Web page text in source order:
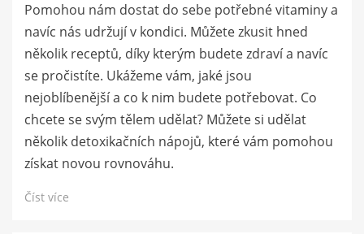
Pomohou nám dostat do sebe potřebné vitaminy a
navíc nás udržují v kondici. Můžete zkusit hned
několik receptů, díky kterým budete zdraví a navíc
se pročistíte. Ukážeme vám, jaké jsou
nejoblíbenější a co k nim budete potřebovat. Co
chcete se svým tělem udělat? Můžete si udělat
několik detoxikačních nápojů, které vám pomohou
získat novou rovnováhu.
Číst více